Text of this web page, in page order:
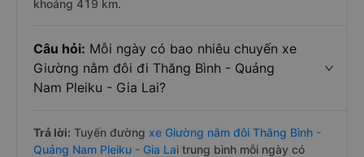
khoảng 419 km.
Câu hỏi: Mỗi ngày có bao nhiêu chuyến xe
Giường nằm đôi đi Thăng Bình - Quảng
Nam Pleiku - Gia Lai?
Trả lời: Tuyến đường xe Giường nằm đôi Thăng Bình -
Quảng Nam Pleiku - Gia Lai trung bình mỗi ngày có